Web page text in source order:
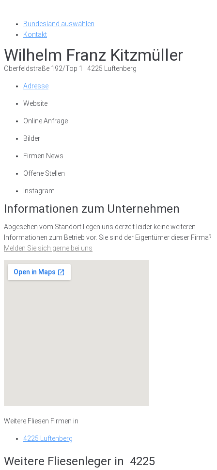
Bundesland auswählen
Kontakt
Wilhelm Franz Kitzmüller
Oberfeldstraße 192/Top 1 | 4225 Luftenberg
Adresse
Website
Online Anfrage
Bilder
Firmen News
Offene Stellen
Instagram
Informationen zum Unternehmen
Abgesehen vom Standort liegen uns derzeit leider keine weiteren
Informationen zum Betrieb vor. Sie sind der Eigentümer dieser Firma?
Melden Sie sich gerne bei uns
Weitere Fliesen Firmen in
4225 Luftenberg
Weitere Fliesenleger in 4225